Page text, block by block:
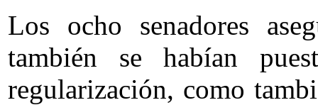
Los ocho senadores
también se habían
regularización, como